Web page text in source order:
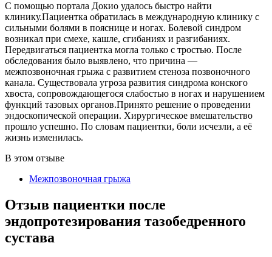
С помощью портала Докио удалось быстро найти
клинику.Пациентка обратилась в международную клинику с
сильными болями в пояснице и ногах. Болевой синдром
возникал при смехе, кашле, сгибаниях и разгибаниях.
Передвигаться пациентка могла только с тростью. После
обследования было выявлено, что причина —
межпозвоночная грыжа с развитием стеноза позвоночного
канала. Существовала угроза развития синдрома конского
хвоста, сопровождающегося слабостью в ногах и нарушением
функций тазовых органов.Принято решение о проведении
эндоскопической операции. Хирургическое вмешательство
прошло успешно. По словам пациентки, боли исчезли, а её
жизнь изменилась.
В этом отзыве
Межпозвоночная грыжа
Отзыв пациентки после
эндопротезирования тазобедренного
сустава